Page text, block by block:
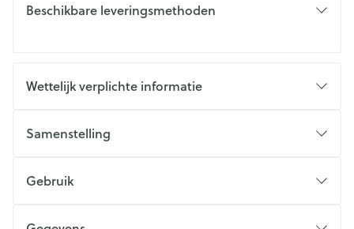
Beschikbare leveringsmethoden
Wettelijk verplichte informatie
Samenstelling
Gebruik